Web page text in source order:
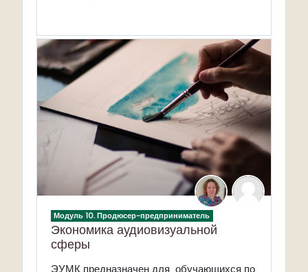
Модуль 10. Продюсер-предприниматель
Экономика аудиовизуальной
сферы
ЭУМК предназначен для обучающихся по